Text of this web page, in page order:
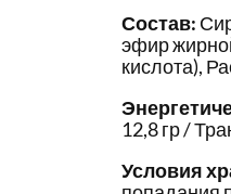
Состав:
эфир
кислота),
12,8 гр /
Условия